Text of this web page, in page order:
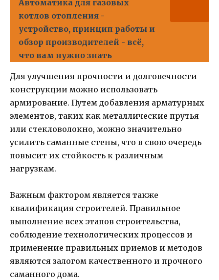
Автоматика для газовых
котлов отопления -
устройство, принцип работы и
обзор производителей - всё,
что вам нужно знать
Для улучшения прочности и долговечности
конструкции можно использовать
армирование. Путем добавления арматурных
элементов, таких как металлические прутья
или стекловолокно, можно значительно
усилить саманные стены, что в свою очередь
повысит их стойкость к различным
нагрузкам.
Важным фактором является также
квалификация строителей. Правильное
выполнение всех этапов строительства,
соблюдение технологических процессов и
применение правильных приемов и методов
являются залогом качественного и прочного
саманного дома.